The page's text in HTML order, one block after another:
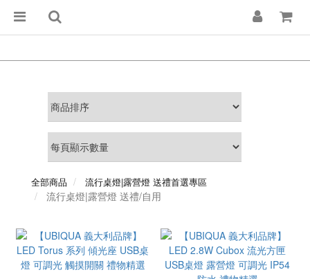
全部商品 流行桌燈|露營燈 送禮首選專區
流行桌燈|露營燈 送禮/自用